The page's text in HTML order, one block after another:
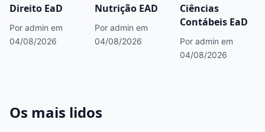
Direito EaD
Por admin em
04/08/2026
Nutrição EAD
Por admin em
04/08/2026
Ciências
Contábeis EaD
Por admin em
04/08/2026
Os mais lidos